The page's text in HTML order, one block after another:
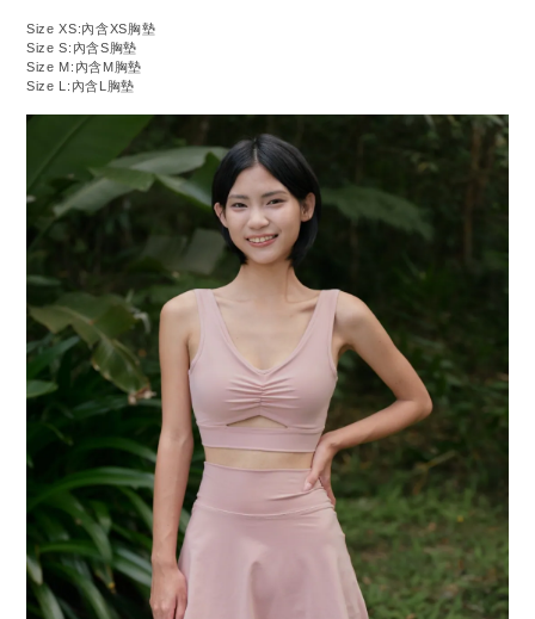
Size XS:內含XS胸墊
Size S:內含S胸墊
Size M:內含M胸墊
Size L:內含L胸墊